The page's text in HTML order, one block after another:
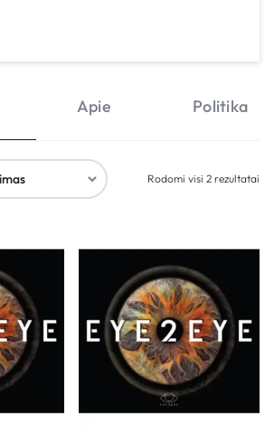
Apie Politika
Rodomi visi 2 rezultatai